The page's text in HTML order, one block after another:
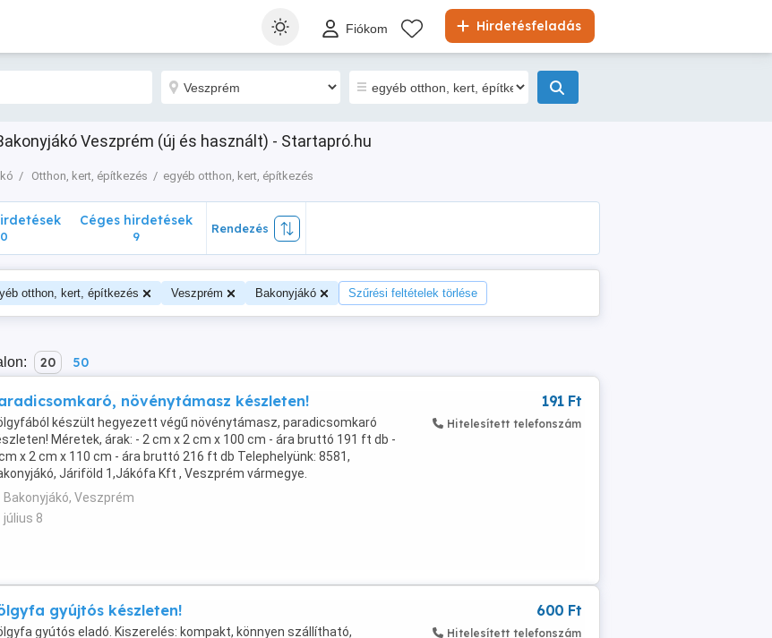
Hirdetésfeladás
Fiókom
Veszprém (új és használt) - Startapró.hu
Otthon, kert, építkezés egyéb otthon, kert, építkezés
0
Céges hirdetések
9
Rendezés
otthon, kert, építkezés Veszprém Bakonyjákó Szűrési feltételek törlése
20 50
növénytámasz készleten!
készült hegyezett végű növénytámasz, paradicsomkaró
Méretek, árak: - 2 cm x 2 cm x 100 cm - ára bruttó 191 ft db -
x 2 cm x 110 cm - ára bruttó 216 ft db Telephelyünk: 8581,
Járiföld 1,Jákófa Kft , Veszprém vármegye.
Bakonyjákó, Veszprém
július 8
191 Ft
Hitelesített telefonszám
gyújtós készleten!
gyútós eladó. Kiszerelés: kompakt, könnyen szállítható,
600 Ft
Hitelesített telefonszám